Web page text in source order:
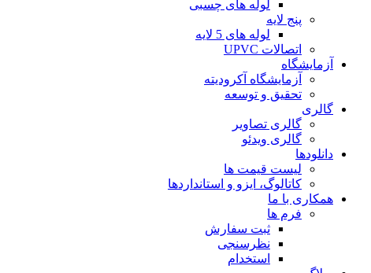
لوله های چسبی
پنج لایه
لوله های 5 لایه
اتصالات UPVC
آزمایشگاه
آزمایشگاه آکرودیته
تحقیق و توسعه
گالری
گالری تصاویر
گالری ویدئو
دانلودها
لیست قیمت ها
کاتالوگ، ایزو و استانداردها
همکاری با ما
فرم ها
ثبت سفارش
نظرسنجی
استخدام